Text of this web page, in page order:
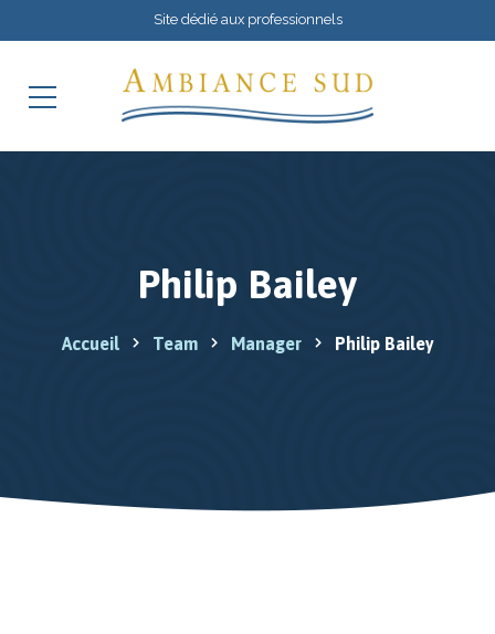
Site dédié aux professionnels
Philip Bailey
Accueil Team Manager Philip Bailey